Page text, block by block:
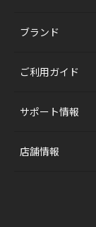
ブランド
ご利用ガイド
サポート情報
店舗情報